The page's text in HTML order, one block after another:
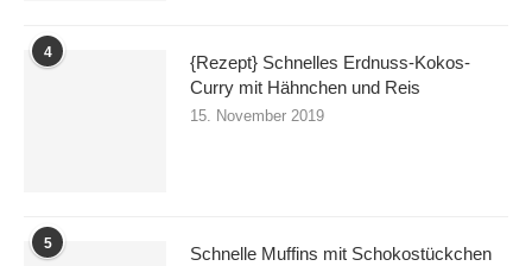
4
{Rezept} Schnelles Erdnuss-Kokos-
Curry mit Hähnchen und Reis
15. November 2019
5
Schnelle Muffins mit Schokostückchen